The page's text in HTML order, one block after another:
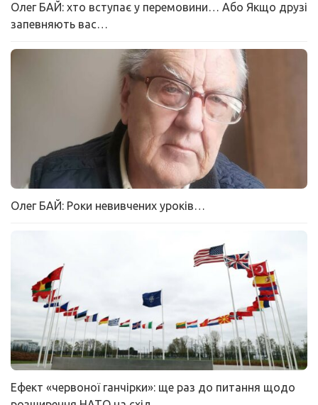
Олег БАЙ: хто вступає у перемовини… Або Якщо друзі
запевняють вас…
Олег БАЙ: Роки невивчених уроків…
Ефект «червоної ганчірки»: ще раз до питання щодо